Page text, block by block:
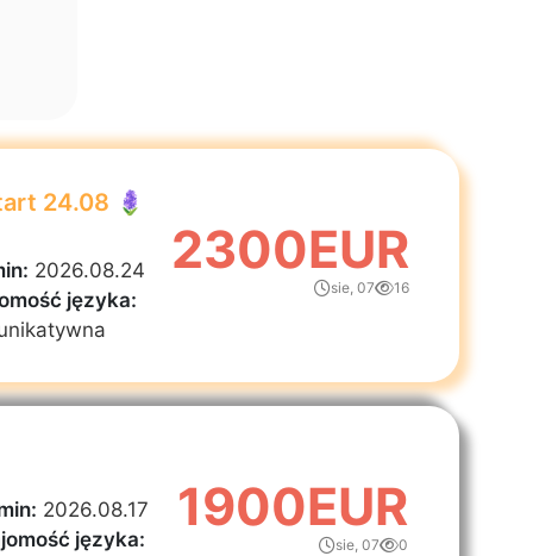
24.08 🪻
2026.08.24
języka:
2300EUR
sie, 07 16
2026.08.17
języka:
1900EUR
sie, 07 0